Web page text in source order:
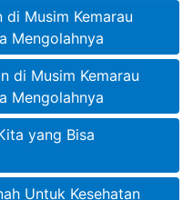
di Musim Kemarau
Mengolahnya
di Musim Kemarau
Mengolahnya
yang Bisa
Untuk Kesehatan